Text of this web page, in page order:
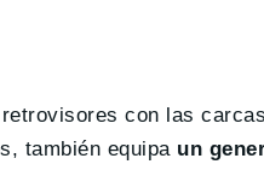
con las
también equipaun